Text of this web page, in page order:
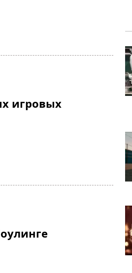
игровых